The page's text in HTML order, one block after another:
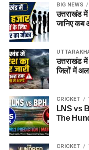
कांवड़ मेले के
कांवड़ मेले के दौरान हरिद्वार
की इस वारदात का खुलासा
फुटेज और मुखबिर की सूचना
को पकड़ा और फिर उसकी
पुलिस का कहना है कि
कार्रवाई की जा रही है।
संभावित वारदातों के संबंध में
BIG NEWS
उत्तराखंड
जानिए कब
उत्तराखंड
जिलों में
CRICKET
LNS vs
The
CRICKET